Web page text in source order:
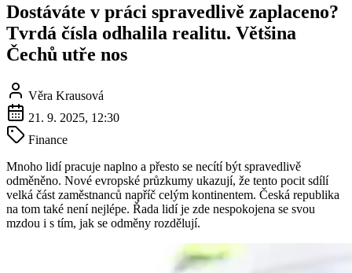
Dostáváte v práci spravedlivě zaplaceno?
Tvrdá čísla odhalila realitu. Většina
Čechů utře nos
Věra Krausová
21. 9. 2025, 12:30
Finance
Mnoho lidí pracuje naplno a přesto se necítí být spravedlivě
odměněno. Nové evropské průzkumy ukazují, že tento pocit sdílí
velká část zaměstnanců napříč celým kontinentem. Česká republika
na tom také není nejlépe. Řada lidí je zde nespokojena se svou
mzdou i s tím, jak se odměny rozdělují.